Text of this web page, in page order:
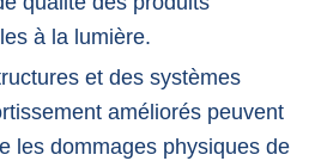
à la lumière.
et des systèmes
améliorés peuvent
les dommages physiques de